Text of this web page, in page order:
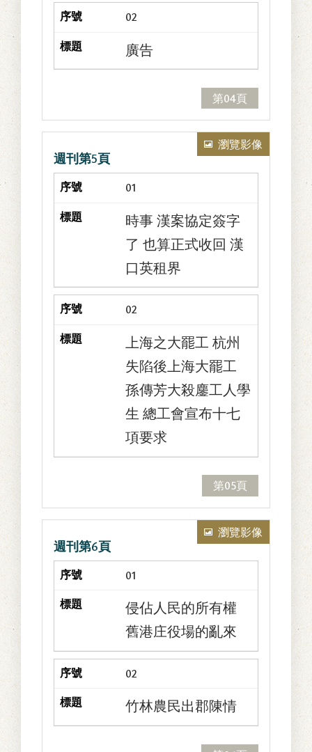
02
廣告
第04頁
週刊第5頁
瀏覽影像
01
時事 漢案協定簽字
了 也算正式收回 漢
口英租界
02
上海之大罷工 杭州
失陷後上海大罷工
孫傳芳大殺鏖工人學
生 總工會宣布十七
項要求
第05頁
週刊第6頁
瀏覽影像
01
侵佔人民的所有權
舊港庄役場的亂來
02
竹林農民出郡陳情